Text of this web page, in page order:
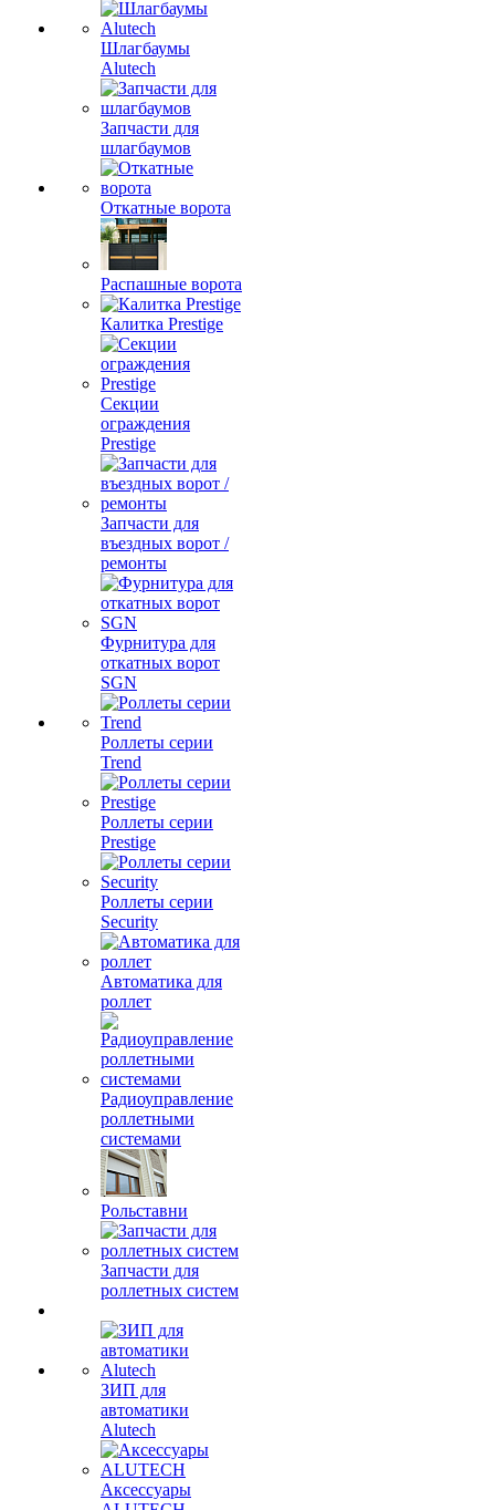
Шлагбаумы
Alutech
Запчасти для
шлагбаумов
Откатные ворота
Распашные ворота
Калитка Prestige
Секции
ограждения
Prestige
Запчасти для
въездных ворот /
ремонты
Фурнитура для
откатных ворот
SGN
Роллеты серии
Trend
Роллеты серии
Prestige
Роллеты серии
Security
Автоматика для
роллет
Радиоуправление
роллетными
системами
Рольставни
Запчасти для
роллетных систем
ЗИП для
автоматики
Alutech
Аксессуары